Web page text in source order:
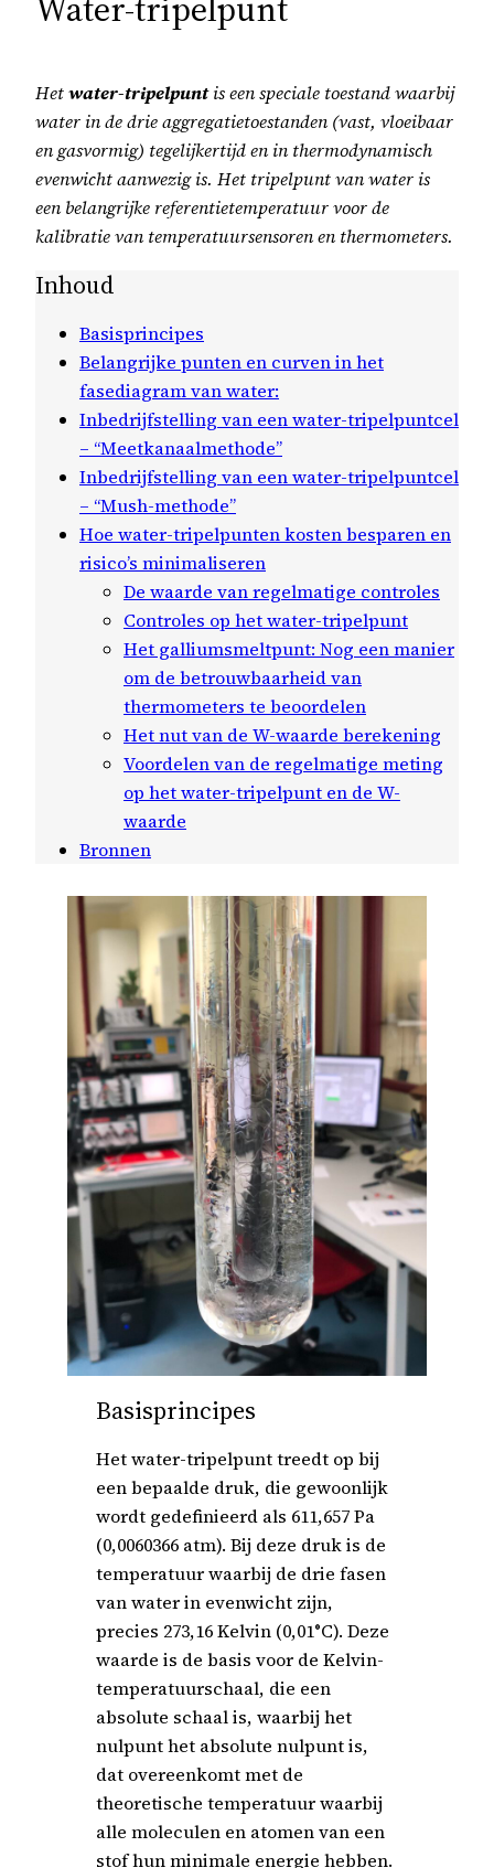
Hetwater-tripelpuntis een speciale toestand waarbij
water in de drie aggregatietoestanden (vast, vloeibaar
en gasvormig) tegelijkertijd en in thermodynamisch
evenwicht aanwezig is. Het tripelpunt van water is
een belangrijke referentietemperatuur voor de
kalibratie van temperatuursensoren en thermometers.
Inhoud
Basisprincipes
Belangrijke punten en curven in het
fasediagram van water:
Inbedrijfstelling van een water-tripelpuntcel
– “Meetkanaalmethode”
Inbedrijfstelling van een water-tripelpuntcel
– “Mush-methode”
Hoe water-tripelpunten kosten besparen en
risico’s minimaliseren
De waarde van regelmatige controles
Controles op het water-tripelpunt
Het galliumsmeltpunt: Nog een manier
om de betrouwbaarheid van
thermometers te beoordelen
Het nut van de W-waarde berekening
Voordelen van de regelmatige meting
op het water-tripelpunt en de W-
waarde
Bronnen
Basisprincipes
Het water-tripelpunt treedt op bij
een bepaalde druk, die gewoonlijk
wordt gedefinieerd als 611,657 Pa
(0,0060366 atm). Bij deze druk is de
temperatuur waarbij de drie fasen
van water in evenwicht zijn,
precies 273,16 Kelvin (0,01°C). Deze
waarde is de basis voor de Kelvin-
temperatuurschaal, die een
absolute schaal is, waarbij het
nulpunt het absolute nulpunt is,
dat overeenkomt met de
theoretische temperatuur waarbij
alle moleculen en atomen van een
stof hun minimale energie hebben.